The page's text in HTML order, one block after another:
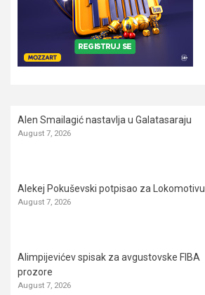
Alen Smailagić nastavlja u Galatasaraju
August 7, 2026
Alekej Pokuševski potpisao za Lokomotivu
August 7, 2026
Alimpijevićev spisak za avgustovske FIBA
prozore
August 7, 2026